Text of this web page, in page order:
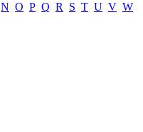
N O P Q R S T U V W